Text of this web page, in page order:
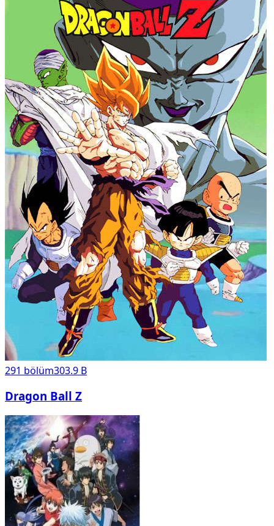
291 bölüm303.9 B
Dragon Ball Z